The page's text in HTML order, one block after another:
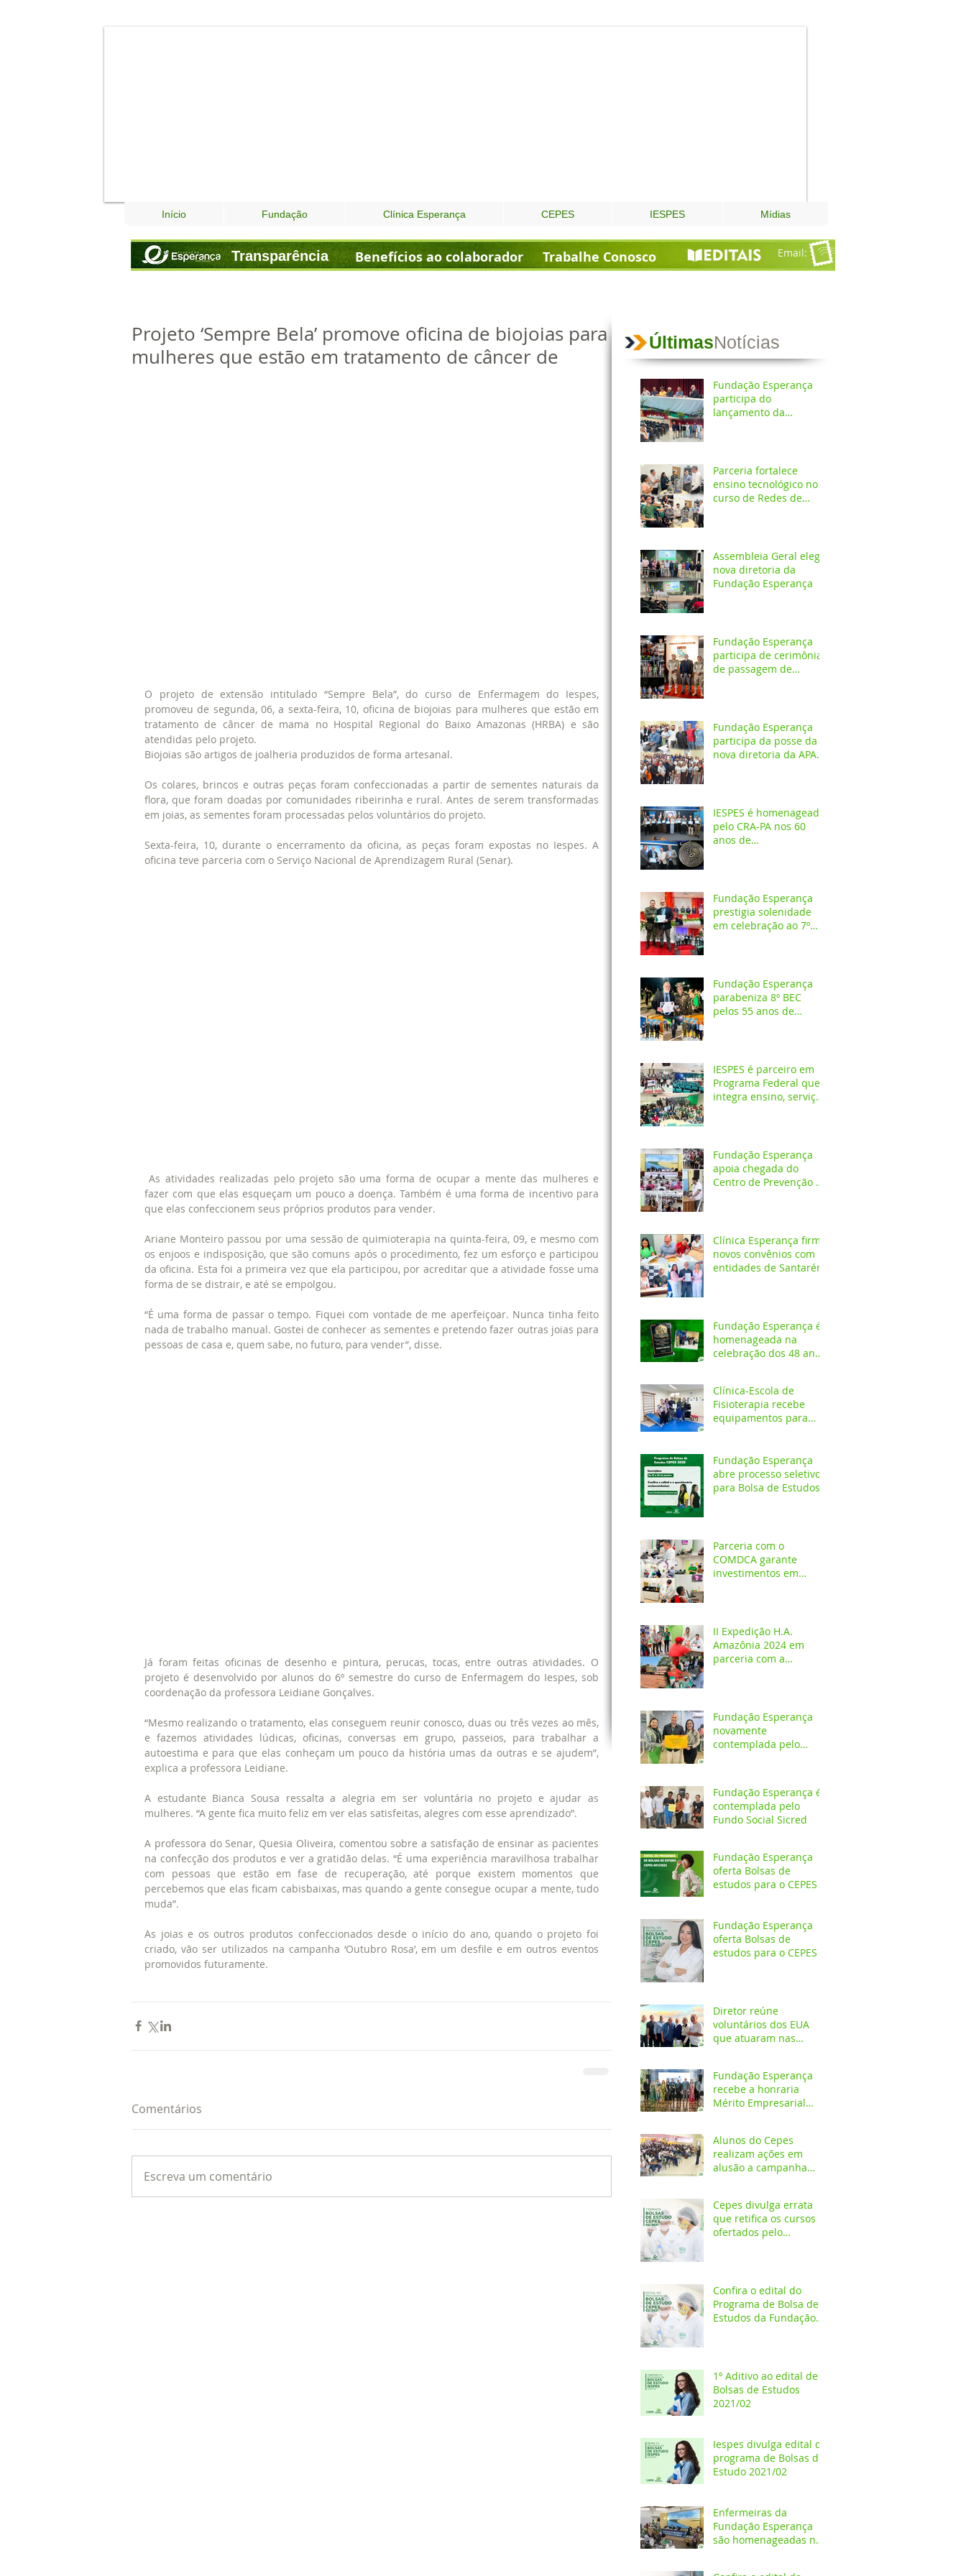
Início Fundação Clínica Esperança CEPES IESPES Mídias
Email:
Transparência Benefícios ao colaborador Trabalhe Conosco
Projeto ‘Sempre Bela’ promove oficina de biojoias para
mulheres que estão em tratamento de câncer de
O projeto de extensão intitulado “Sempre Bela”, do curso de Enfermagem do Iespes,
promoveu de segunda, 06, a sexta-feira, 10, oficina de biojoias para mulheres que estão em
tratamento de câncer de mama no Hospital Regional do Baixo Amazonas (HRBA) e são
atendidas pelo projeto.
Biojoias são artigos de joalheria produzidos de forma artesanal.
Os colares, brincos e outras peças foram confeccionadas a partir de sementes naturais da
flora, que foram doadas por comunidades ribeirinha e rural. Antes de serem transformadas
em joias, as sementes foram processadas pelos voluntários do projeto.
Sexta-feira, 10, durante o encerramento da oficina, as peças foram expostas no Iespes. A
oficina teve parceria com o Serviço Nacional de Aprendizagem Rural (Senar).
As atividades realizadas pelo projeto são uma forma de ocupar a mente das mulheres e
fazer com que elas esqueçam um pouco a doença. Também é uma forma de incentivo para
que elas confeccionem seus próprios produtos para vender.
Ariane Monteiro passou por uma sessão de quimioterapia na quinta-feira, 09, e mesmo com
os enjoos e indisposição, que são comuns após o procedimento, fez um esforço e participou
da oficina. Esta foi a primeira vez que ela participou, por acreditar que a atividade fosse uma
forma de se distrair, e até se empolgou.
“É uma forma de passar o tempo. Fiquei com vontade de me aperfeiçoar. Nunca tinha feito
nada de trabalho manual. Gostei de conhecer as sementes e pretendo fazer outras joias para
pessoas de casa e, quem sabe, no futuro, para vender”, disse.
Já foram feitas oficinas de desenho e pintura, perucas, tocas, entre outras atividades. O
projeto é desenvolvido por alunos do 6º semestre do curso de Enfermagem do Iespes, sob
coordenação da professora Leidiane Gonçalves.
“Mesmo realizando o tratamento, elas conseguem reunir conosco, duas ou três vezes ao mês,
e fazemos atividades lúdicas, oficinas, conversas em grupo, passeios, para trabalhar a
autoestima e para que elas conheçam um pouco da história umas da outras e se ajudem”,
explica a professora Leidiane.
A estudante Bianca Sousa ressalta a alegria em ser voluntária no projeto e ajudar as
mulheres. “A gente fica muito feliz em ver elas satisfeitas, alegres com esse aprendizado”.
A professora do Senar, Quesia Oliveira, comentou sobre a satisfação de ensinar as pacientes
na confecção dos produtos e ver a gratidão delas. “É uma experiência maravilhosa trabalhar
com pessoas que estão em fase de recuperação, até porque existem momentos que
percebemos que elas ficam cabisbaixas, mas quando a gente consegue ocupar a mente, tudo
muda”.
As joias e os outros produtos confeccionados desde o início do ano, quando o projeto foi
criado, vão ser utilizados na campanha ‘Outubro Rosa’, em um desfile e em outros eventos
promovidos futuramente.
Comentários
Escreva um comentário
Fundação Esperança
participa do
lançamento da
compromisso com a
preservação do meio
ambiente
Parceria fortalece
ensino tecnológico no
curso de Redes de
Assembleia Geral elege
nova diretoria da
Fundação Esperança
Fundação Esperança
participa de cerimônia
de passagem de
Fundação Esperança
participa da posse da
nova diretoria da APAE
IESPES é homenageado
pelo CRA-PA nos 60
anos de
Fundação Esperança
prestigia solenidade
em celebração ao 7º
Fundação Esperança
parabeniza 8º BEC
pelos 55 anos de
IESPES é parceiro em
Programa Federal que
integra ensino, serviços
do SUS
Fundação Esperança
apoia chegada do
Centro de Prevenção do
acadêmica
Clínica Esperança firma
novos convênios com
entidades de Santarém
Fundação Esperança é
homenageada na
celebração dos 48 anos
Clínica-Escola de
Fisioterapia recebe
equipamentos para
Fundação Esperança
abre processo seletivo
para Bolsa de Estudos
Parceria com o
COMDCA garante
investimentos em
II Expedição H.A.
Amazônia 2024 em
parceria com a
Fundação Esperança
novamente
contemplada pelo
Fundação Esperança é
contemplada pelo
Fundo Social Sicred
Fundação Esperança
oferta Bolsas de
estudos para o CEPES
Fundação Esperança
oferta Bolsas de
estudos para o CEPES
Diretor reúne
voluntários dos EUA
que atuaram nas
Fundação Esperança
recebe a honraria
Mérito Empresarial
Alunos do Cepes
realizam ações em
alusão a campanha
Cepes divulga errata
que retifica os cursos
ofertados pelo
Confira o edital do
Programa de Bolsa de
Estudos da Fundação
1º Aditivo ao edital de
Bolsas de Estudos
2021/02
Iespes divulga edital do
programa de Bolsas de
Estudo 2021/02
Enfermeiras da
Fundação Esperança
são homenageadas na
ÚltimasNotícias